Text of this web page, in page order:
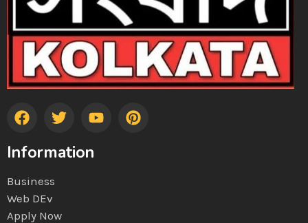
Information
Business
Web DEv
Apply Now